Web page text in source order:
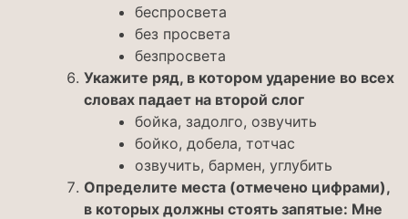
беспросвета
без просвета
безпросвета
Укажите ряд, в котором ударение во всех
словах падает на второй слог
бойка, задолго, озвучить
бойко, добела, тотчас
озвучить, бармен, углубить
Определите места (отмечено цифрами),
в которых должны стоять запятые: Мне